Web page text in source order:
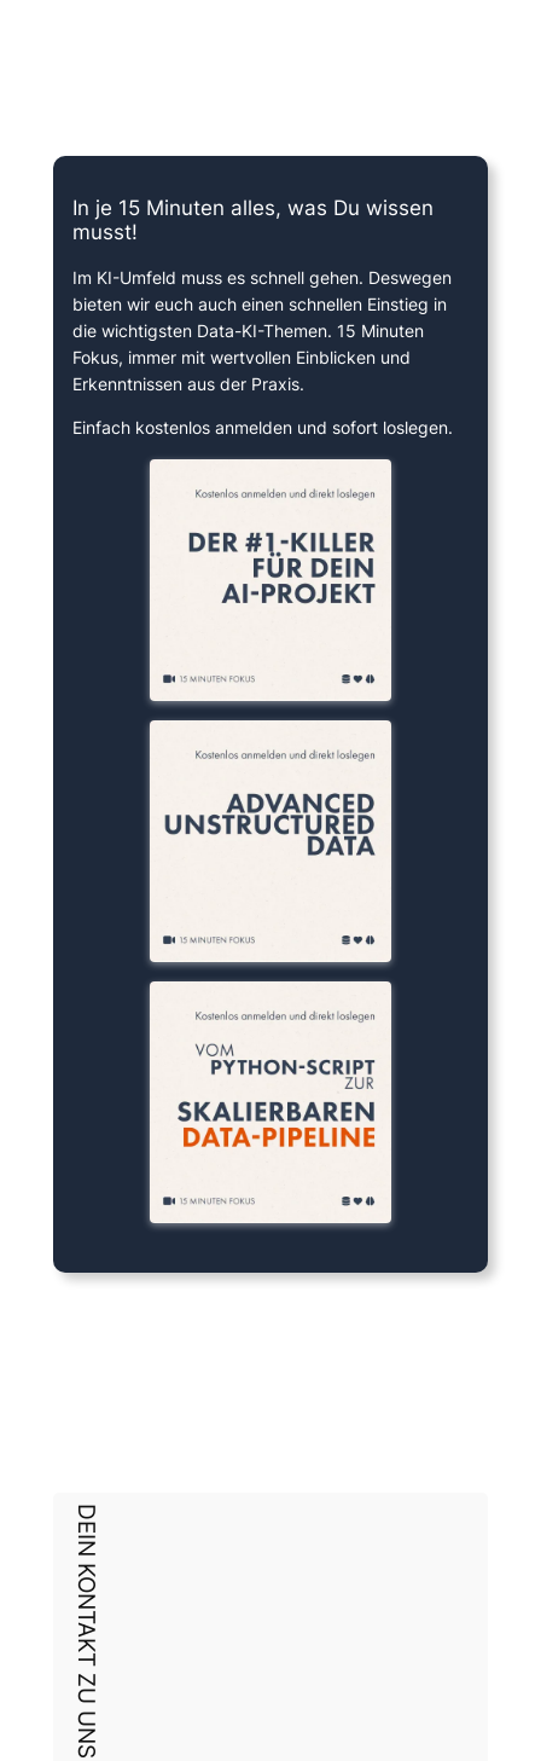
In je 15 Minuten alles, was Du wissen
musst!
Im KI-Umfeld muss es schnell gehen. Deswegen
bieten wir euch auch einen schnellen Einstieg in
die wichtigsten Data-KI-Themen. 15 Minuten
Fokus, immer mit wertvollen Einblicken und
Erkenntnissen aus der Praxis.
Einfach kostenlos anmelden und sofort loslegen.
DEIN KONTAKT ZU UNS